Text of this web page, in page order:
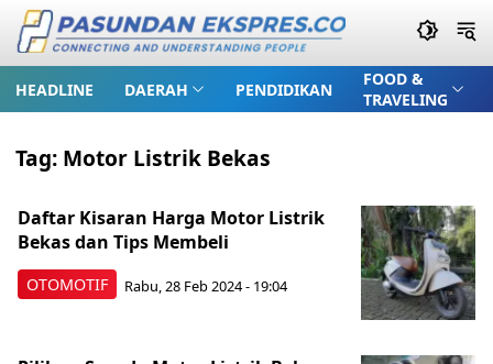
HEADLINE DAERAH PENDIDIKAN
FOOD &
TRAVELING
Tag: Motor Listrik Bekas
OTOMOTIF
Daftar Kisaran Harga Motor Listrik
Bekas dan Tips Membeli
Rabu, 28 Feb 2024 - 19:04